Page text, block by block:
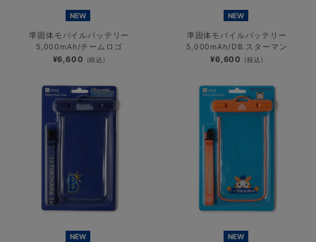
NEW
準固体モバイルバッテリー
5,000mAh/チームロゴ
¥6,600 (税込)
NEW
準固体モバイルバッテリー
5,000mAh/DB.スターマン
¥6,600 (税込)
NEW NEW